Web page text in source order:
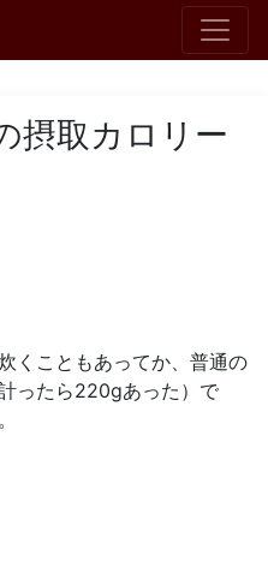
摂取カロリー
くこともあってか、普通の
ったら220gあった）で